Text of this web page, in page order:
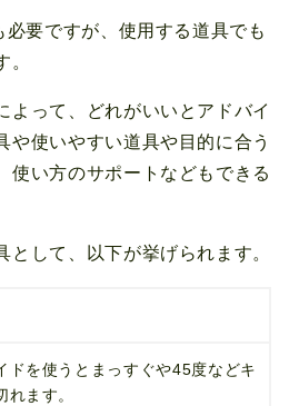
要ですが、使用する道具でも
。
よって、どれがいいとアドバイ
や使いやすい道具や目的に合う
使い方のサポートなどもできる
として、以下が挙げられます。
ドを使うとまっすぐや45度などキ
れます。